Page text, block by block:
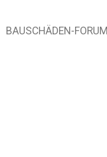
BAUSCHÄDEN-FORUM